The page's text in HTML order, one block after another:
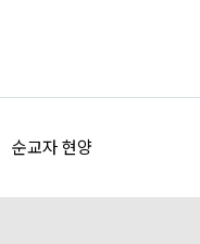
순교자 현양